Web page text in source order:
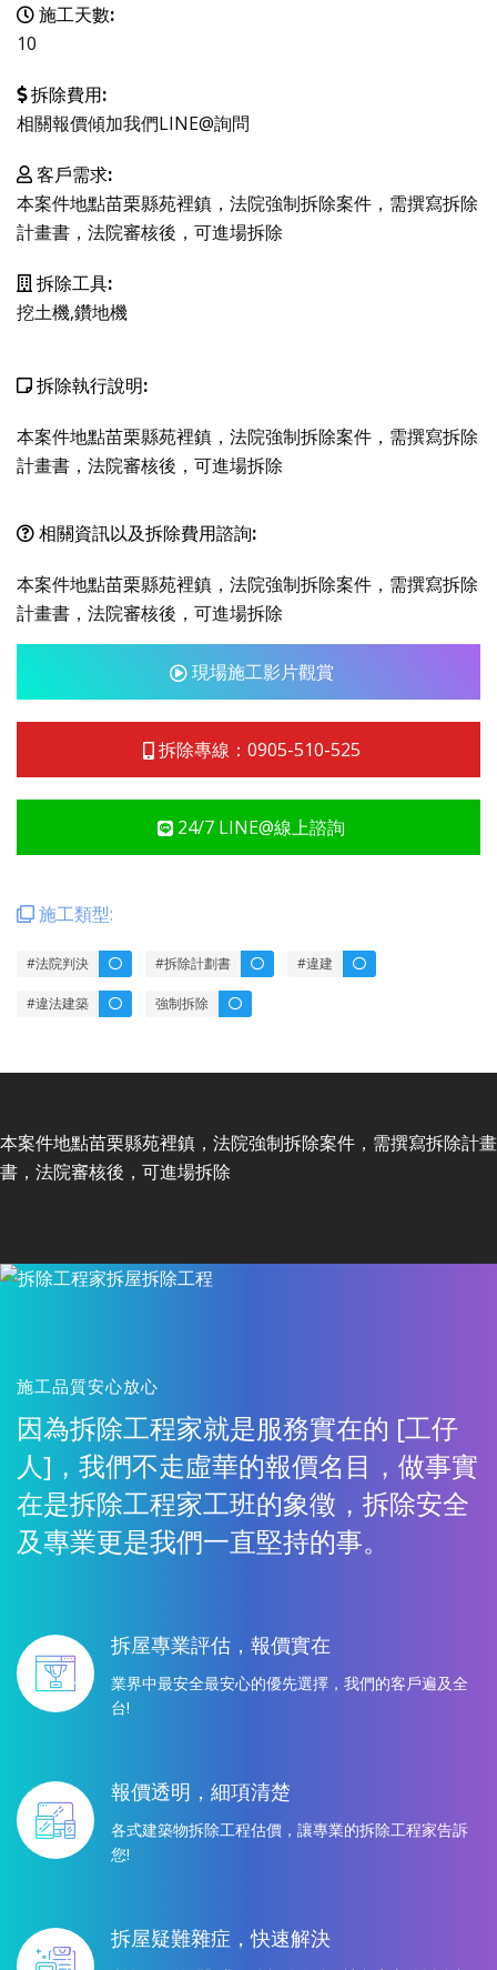
施工天數:
10
拆除費用:
相關報價傾加我們LINE@詢問
客戶需求:
本案件地點苗栗縣苑裡鎮，法院強制拆除案件，需撰寫拆除
計畫書，法院審核後，可進場拆除
拆除工具:
挖土機,鑽地機
拆除執行說明:
本案件地點苗栗縣苑裡鎮，法院強制拆除案件，需撰寫拆除
計畫書，法院審核後，可進場拆除
相關資訊以及拆除費用諮詢:
本案件地點苗栗縣苑裡鎮，法院強制拆除案件，需撰寫拆除
計畫書，法院審核後，可進場拆除
現場施工影片觀賞
拆除專線：0905-510-525
24/7 LINE@線上諮詢
施工類型:
#法院判決 #拆除計劃書 #違建
#違法建築 強制拆除
本案件地點苗栗縣苑裡鎮，法院強制拆除案件，需撰寫拆除計畫
書，法院審核後，可進場拆除
施工品質安心放心
因為拆除工程家就是服務實在的 [工仔
人]，我們不走虛華的報價名目，做事實
在是拆除工程家工班的象徵，拆除安全
及專業更是我們一直堅持的事。
拆屋專業評估，報價實在
業界中最安全最安心的優先選擇，我們的客戶遍及全
台!
報價透明，細項清楚
各式建築物拆除工程估價，讓專業的拆除工程家告訴
您!
拆屋疑難雜症，快速解決